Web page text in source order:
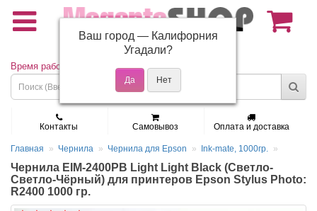
(495) 150-01-37
Время работы: Пн - Пт 9:30 - 19:00
Контакты Самовывоз Оплата и доставка
Главная Чернила Чернила для Epson Ink-mate, 1000гр.
Чернила EIM-2400PB Light Light Black (Светло-
Светло-Чёрный) для принтеров Epson Stylus Photo:
R2400 1000 гр.
Ваш город — Калифорния
Угадали?